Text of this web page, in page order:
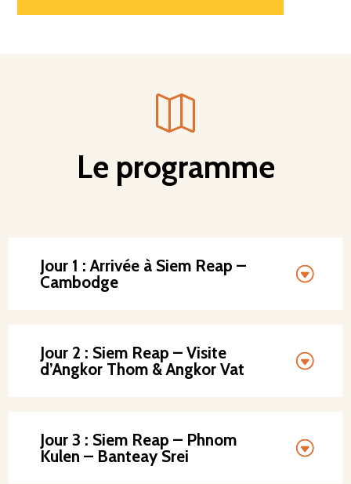

Le programme
Jour 1 : Arrivée à Siem Reap –
Cambodge
Jour 2 : Siem Reap – Visite
d’Angkor Thom & Angkor Vat
Jour 3 : Siem Reap – Phnom
Kulen – Banteay Srei